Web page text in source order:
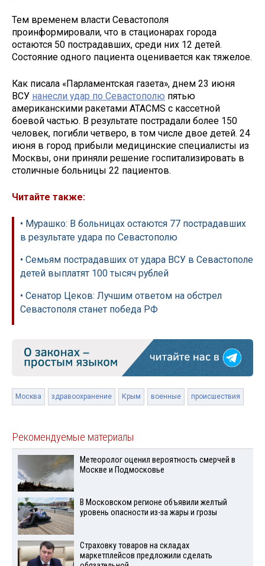
Тем временем власти Севастополя
проинформировали, что в стационарах города
остаются 50 пострадавших, среди них 12 детей.
Состояние одного пациента оценивается как тяжелое.
Как писала «Парламентская газета», днем 23 июня
ВСУ нанесли удар по Севастополю пятью
американскими ракетами ATACMS с кассетной
боевой частью. В результате пострадали более 150
человек, погибли четверо, в том числе двое детей. 24
июня в город прибыли медицинские специалисты из
Москвы, они приняли решение госпитализировать в
столичные больницы 22 пациентов.
Читайте также:
• Мурашко: В больницах остаются 77 пострадавших
в результате удара по Севастополю
• Семьям пострадавших от удара ВСУ в Севастополе
детей выплатят 100 тысяч рублей
• Сенатор Цеков: Лучшим ответом на обстрел
Севастополя станет победа РФ
Москва здравоохранение Крым военные происшествия
Рекомендуемые материалы
Метеоролог оценил вероятность смерчей в
Москве и Подмосковье
В Московском регионе объявили желтый
уровень опасности из-за жары и грозы
Страховку товаров на складах
маркетплейсов предложили сделать